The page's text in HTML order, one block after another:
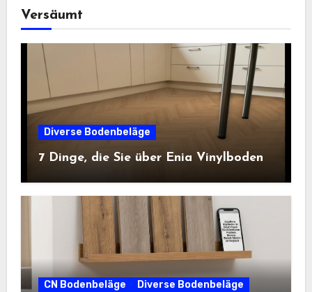
Versäumt
Diverse Bodenbeläge
7 Dinge, die Sie über Enia Vinylboden
CN Bodenbeläge Diverse Bodenbeläge